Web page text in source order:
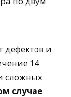
дефектов и
14
сложных
случае